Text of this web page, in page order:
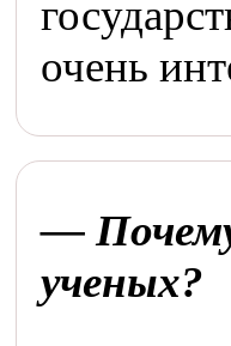
очень
—
ученых?